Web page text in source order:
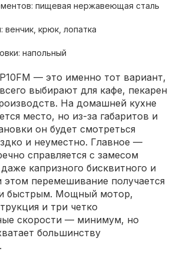
пищевая нержавеющая сталь
венчик, крюк, лопатка
напольный
— это именно тот вариант,
выбирают для кафе, пекарен
На домашней кухне
место, но из-за габаритов и
он будет смотреться
и неуместно. Главное —
справляется с замесом
капризного бисквитного и
этом перемешивание получается
быстрым. Мощный мотор,
и три четко
скорости — минимум, но
большинству